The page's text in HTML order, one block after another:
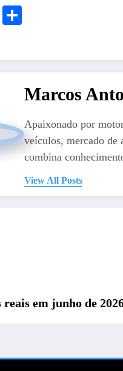
Telegram
Marcos
Apaixonado por
veículos, mercado de
combina
View All Posts
em junho de